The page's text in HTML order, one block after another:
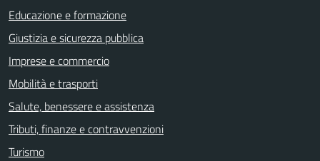
Educazione e formazione
Giustizia e sicurezza pubblica
Imprese e commercio
Mobilità e trasporti
Salute, benessere e assistenza
Tributi, finanze e contravvenzioni
Turismo